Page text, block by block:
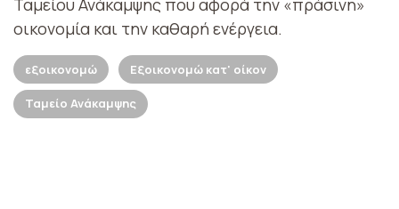
Ταμείου Ανάκαμψης που αφορά την «πράσινη»
οικονομία και την καθαρή ενέργεια.
εξοικονομώ Εξοικονομώ κατ' οίκον
Ταμείο Ανάκαμψης